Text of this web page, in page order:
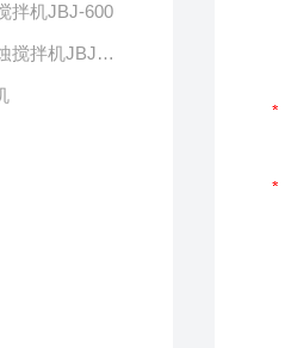
拌机JBJ-600
拌机JBJ-300